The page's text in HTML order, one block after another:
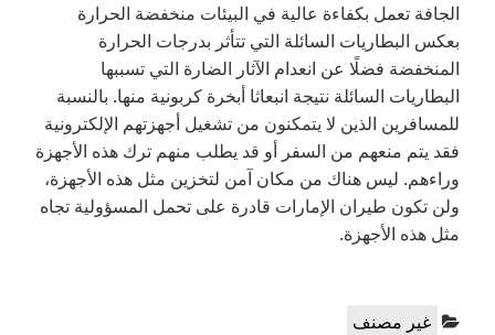
الجافة تعمل بكفاءة عالية في البيئات منخفضة الحرارة
بعكس البطاريات السائلة التي تتأثر بدرجات الحرارة
المنخفضة فضلًا عن انعدام الآثار الضارة التي تسببها
البطاريات السائلة نتيجة انبعاثا أبخرة كربونية منها. بالنسبة
للمسافرين الذين لا يتمكنون من تشغيل أجهزتهم الإلكترونية
فقد يتم منعهم من السفر أو قد يطلب منهم ترك هذه الأجهزة
وراءهم. ليس هناك من مكان آمن لتخزين مثل هذه الأجهزة،
ولن تكون طيران الإمارات قادرة على تحمل المسؤولية تجاه
مثل هذه الأجهزة.
Categories:
غير مصنف